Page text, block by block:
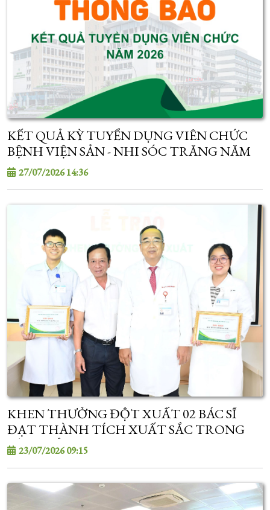
KẾT QUẢ KỲ TUYỂN DỤNG VIÊN CHỨC
BỆNH VIỆN SẢN - NHI SÓC TRĂNG NĂM
2026
27/07/2026 14:36
KHEN THƯỞNG ĐỘT XUẤT 02 BÁC SĨ
ĐẠT THÀNH TÍCH XUẤT SẮC TRONG
KỲ TUYỂN SINH SAU ĐẠI HỌC
23/07/2026 09:15